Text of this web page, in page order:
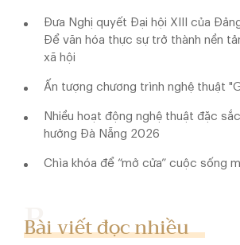
Đưa Nghị quyết Đại hội XIII của
Để văn hóa thực sự trở thành nền
xã hội
Ấn tượng chương trình nghệ thuật
Nhiều hoạt động nghệ thuật đặc
hưởng Đà Nẵng 2026
Chìa khóa để “mở cửa” cuộc sống
Bài viết đọc nhiều